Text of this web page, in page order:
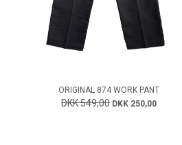
ORIGINAL 874 WORK PANT
DKK 549,00 DKK 250,00